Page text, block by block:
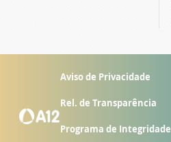
Aviso de Privacidade
Rel. de Transparência
Programa de Integridade